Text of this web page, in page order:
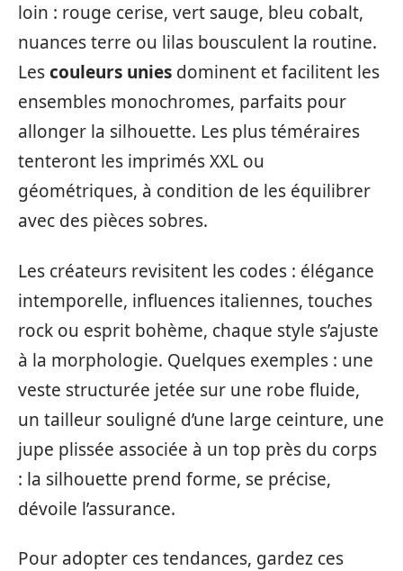
loin : rouge cerise, vert sauge, bleu cobalt,
nuances terre ou lilas bousculent la routine.
Lescouleurs unies dominent et facilitent les
ensembles monochromes, parfaits pour
allonger la silhouette. Les plus téméraires
tenteront les imprimés XXL ou
géométriques, à condition de les équilibrer
avec des pièces sobres.
Les créateurs revisitent les codes : élégance
intemporelle, influences italiennes, touches
rock ou esprit bohème, chaque style s’ajuste
à la morphologie. Quelques exemples : une
veste structurée jetée sur une robe fluide,
un tailleur souligné d’une large ceinture, une
jupe plissée associée à un top près du corps
: la silhouette prend forme, se précise,
dévoile l’assurance.
Pour adopter ces tendances, gardez ces